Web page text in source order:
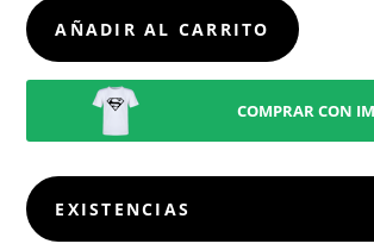
AÑADIR AL CARRITO
COMPRAR CON
EXISTENCIAS